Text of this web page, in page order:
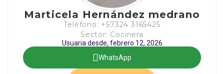
Marticela Hernández medrano
Teléfono: +57324 3165425
Sector: Cocinera
Usuaria desde, febrero 12, 2026
WhatsApp